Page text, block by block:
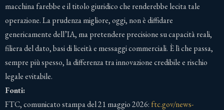
macchina farebbe e il titolo giuridico che renderebbe lecita tale
operazione. La prudenza migliore, oggi, non è diffidare
genericamente dell’IA, ma pretendere precisione su capacità reali,
filiera del dato, basi di liceità e messaggi commerciali. È lì che passa,
sempre più spesso, la differenza tra innovazione credibile e rischio
legale evitabile.
Fonti:
FTC, comunicato stampa del 21 maggio 2026: ftc.gov/news-